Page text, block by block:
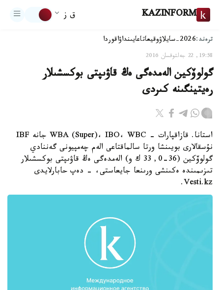
KAZINFORM ق ز
ترەند:2026-سايلاۋ وقيعاتاعايىنداۋاقوردا
19:58, 22 جەلتوقسان 2016
گولوۆكين الەمدەگى ەڭ قاۋىپتى بوكسشىلار
رەيتينگىنە كىردى
استانا. قازاقپارات - WBA (Super)، IBO، WBC جانە IBF
نۇسقالارى بويىنشا ورتا سالماقتاعى الەم چەمپيونى گەننادي
گولوۆكين (36-0, 33 ك و) الەمدەگى ەڭ قاۋىپتى بوكسشىلار
تىزىمىندە ەكىنشى ورىنعا جايعاستى، - دەپ حابارلايدى
Vesti.kz.